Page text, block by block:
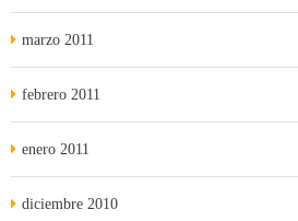
marzo 2011
febrero 2011
enero 2011
diciembre 2010